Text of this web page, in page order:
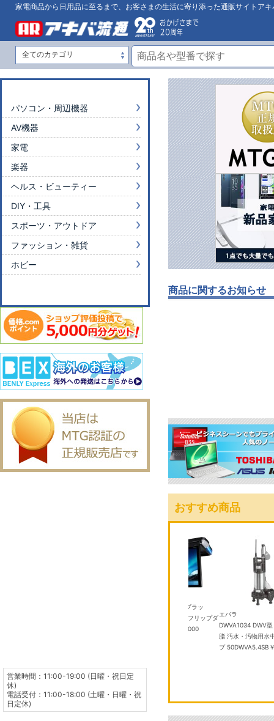
家電商品から日用品に至るまで、お客さまの生活に寄り添った通販サイトアキ
商品に関するお知らせ
おすすめ商品
TVM-FW1300II-B ブラッ
ク 13.3V 型フルHD フリップダ
￥100,000
エバラ
DWVA1034 DWV
脂 汚水・汚物用水
プ 50DWVA5.4SB
パソコン・周辺機器
AV機器
家電
楽器
ヘルス・ビューティー
DIY・工具
スポーツ・アウトドア
ファッション・雑貨
ホビー
営業時間：11:00-19:00 (日曜・祝日定
休)
電話受付：11:00-18:00 (土曜・日曜・祝
日定休)